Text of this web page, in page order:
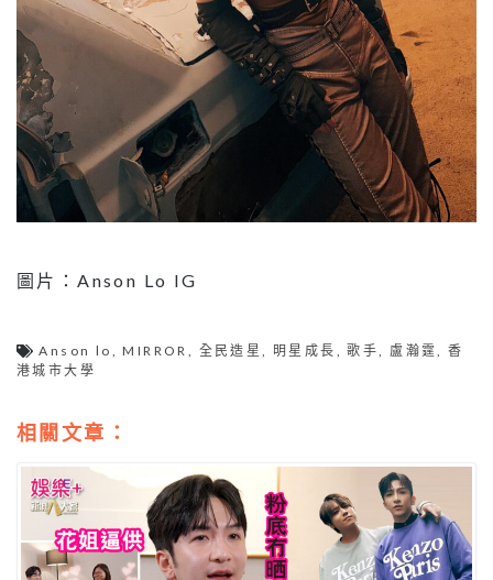
圖片：Anson Lo IG
Anson lo ,MIRROR 全民造星 明星成長 ,歌手 盧瀚霆 ,香
港城市大學
相關文章：